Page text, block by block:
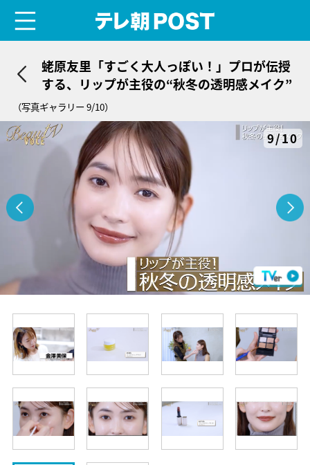
蛯原友里「すごく大人っぽい！」プロが伝授
する、リップが主役の“秋冬の透明感メイク”
（写真ギャラリー 9/10）
9/10